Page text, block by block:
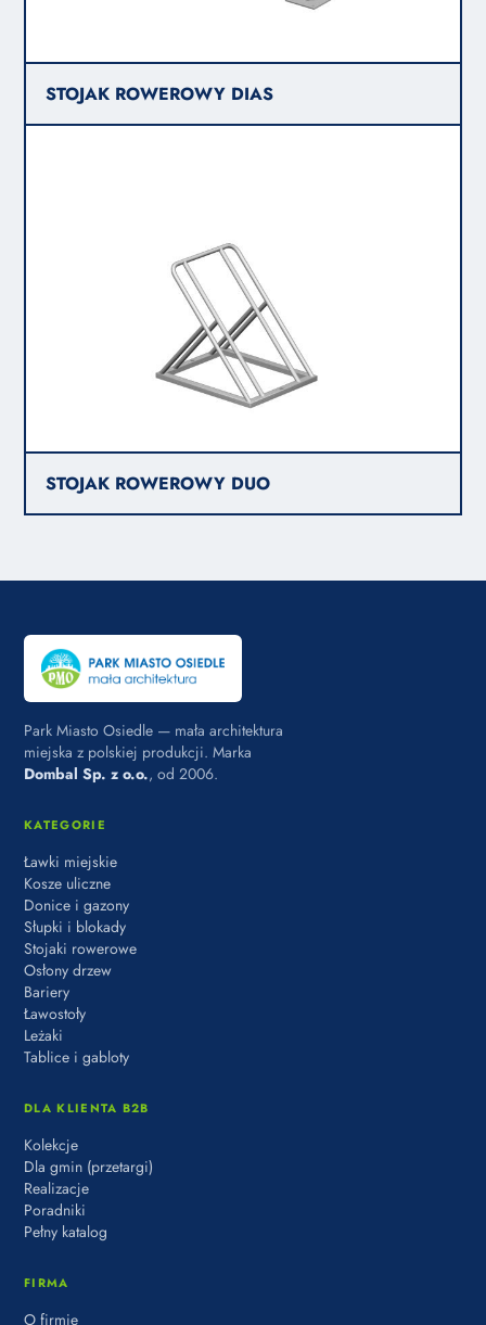
STOJAK ROWEROWY DIAS
STOJAK ROWEROWY DUO
Park Miasto Osiedle — mała architektura
miejska z polskiej produkcji. Marka
Dombal Sp. z o.o., od 2006.
KATEGORIE
Ławki miejskie
Kosze uliczne
Donice i gazony
Słupki i blokady
Stojaki rowerowe
Osłony drzew
Bariery
Ławostoły
Leżaki
Tablice i gabloty
DLA KLIENTA B2B
Kolekcje
Dla gmin (przetargi)
Realizacje
Poradniki
Pełny katalog
FIRMA
O firmie